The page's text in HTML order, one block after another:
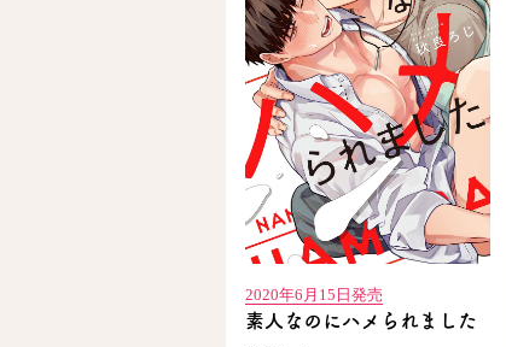
2020年6月15日発売
素人なのにハメられました